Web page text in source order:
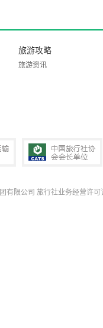
旅游攻略
旅游资讯
有限公司 旅行社业务经营许